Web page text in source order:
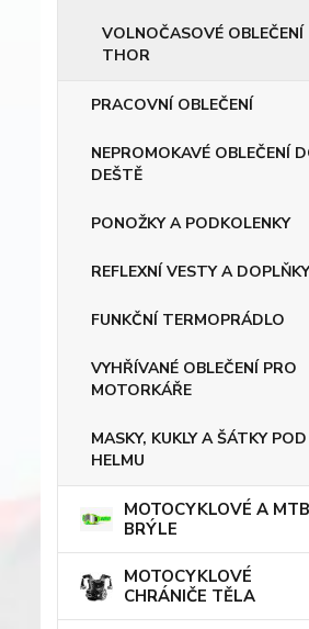
VOLNOČASOVÉ OBLEČENÍ
THOR
PRACOVNÍ OBLEČENÍ
NEPROMOKAVÉ OBLEČENÍ
DEŠTĚ
PONOŽKY A PODKOLENKY
REFLEXNÍ VESTY A DOPLŇKY
FUNKČNÍ TERMOPRÁDLO
VYHŘÍVANÉ OBLEČENÍ PRO
MOTORKÁŘE
MASKY, KUKLY A ŠÁTKY POD
HELMU
MOTOCYKLOVÉ A MTB
BRÝLE
MOTOCYKLOVÉ
CHRÁNIČE TĚLA